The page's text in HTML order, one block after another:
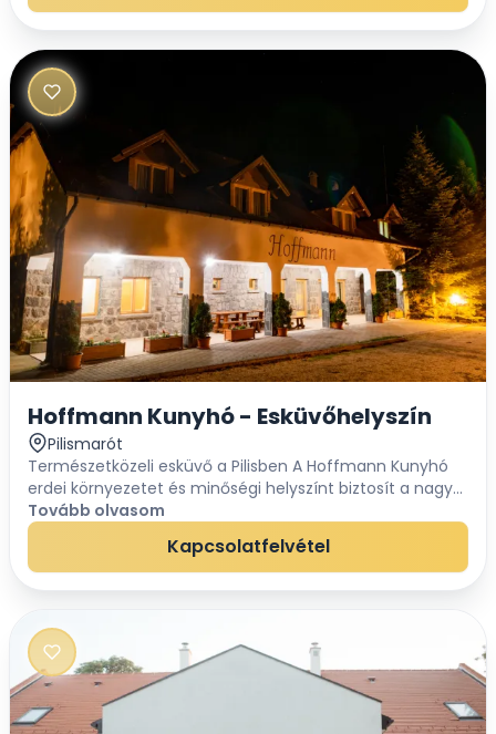
Hoffmann Kunyhó - Esküvőhelyszín
Pilismarót
Természetközeli esküvő a Pilisben A Hoffmann Kunyhó
erdei környezetet és minőségi helyszínt biztosít a nagy
napotokhoz, távol a város zajától, de jól
megközelíthetően. Biztosítsd be esküvőd he...
Tovább olvasom
Kapcsolatfelvétel